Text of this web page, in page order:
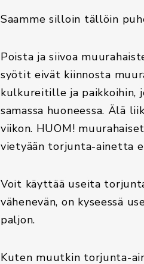
Saamme silloin tällöin
Poista ja siivoa
syötit eivät kiinnosta
kulkureitille ja paikkoihin,
samassa huoneessa. Älä
viikon. HUOM!
vietyään torjunta-ainetta
Voit käyttää useita
vähenevän, on kyseessä
paljon.
Kuten muutkin torjunta-